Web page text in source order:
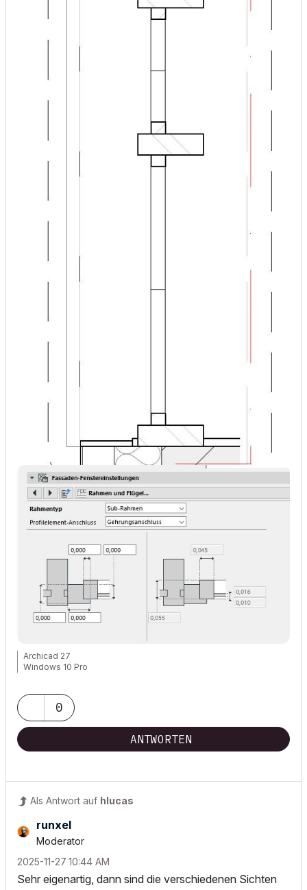
Archicad 27
Windows 10 Pro
0
ANTWORTEN
Als Antwort auf hlucas
runxel
Moderator
‎2025-11-27 10:44 AM
Sehr eigenartig, dann sind die verschiedenen Sichten